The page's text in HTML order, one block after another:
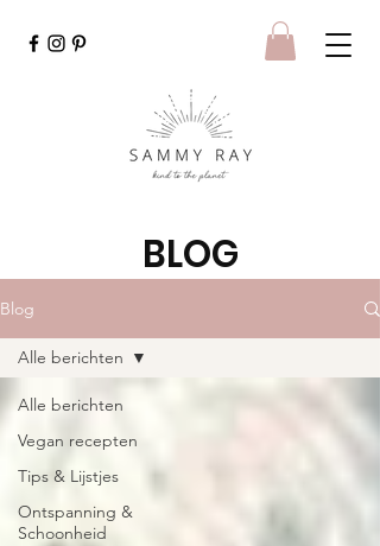
BLOG
Blog
Alle berichten
Vegan recepten
Tips & Lijstjes
Ontspanning &
Schoonheid
Alle berichten